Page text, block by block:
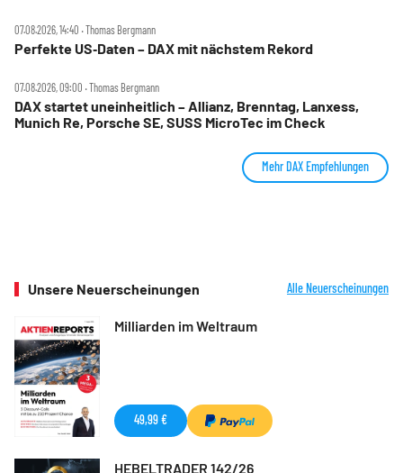
07.08.2026, 14:40 ‧ Thomas Bergmann
Perfekte US‑Daten – DAX mit nächstem Rekord
07.08.2026, 09:00 ‧ Thomas Bergmann
DAX startet uneinheitlich – Allianz, Brenntag, Lanxess,
Munich Re, Porsche SE, SUSS MicroTec im Check
Mehr DAX Empfehlungen
Unsere Neuerscheinungen Alle Neuerscheinungen
Milliarden im Weltraum
49,99 €
HEBELTRADER 142/26